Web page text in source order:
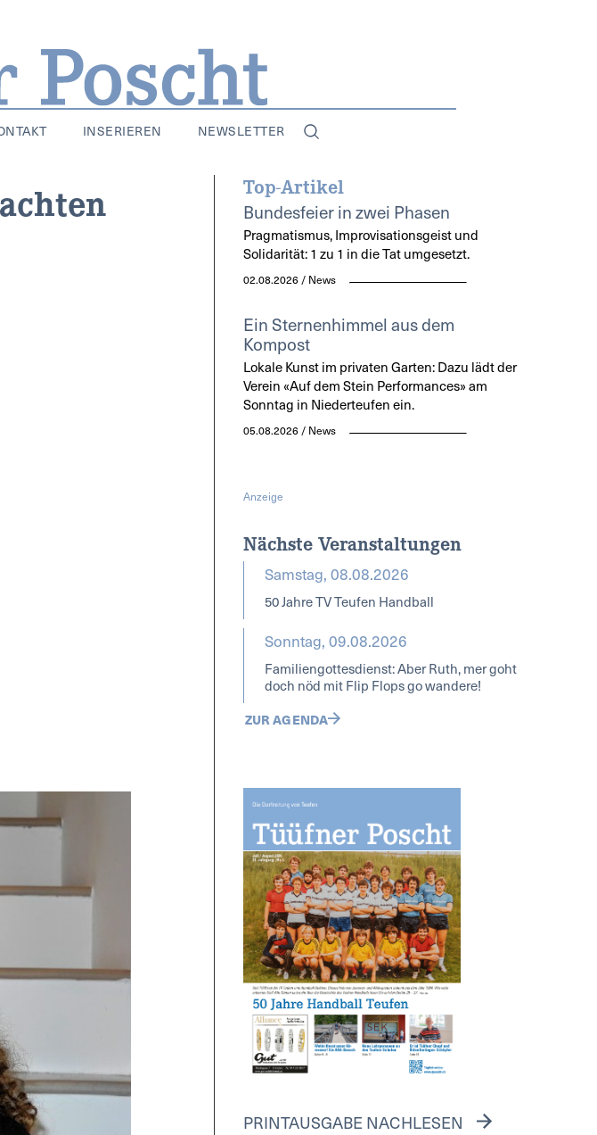
INSERIEREN NEWSLETTER
Top-Artikel
Bundesfeier in zwei Phasen
Pragmatismus, Improvisationsgeist und
Solidarität: 1 zu 1 in die Tat umgesetzt.
02.08.2026 / News
Ein Sternenhimmel aus dem
Kompost
Lokale Kunst im privaten Garten: Dazu lädt der
Verein «Auf dem Stein Performances» am
Sonntag in Niederteufen ein.
05.08.2026 / News
Anzeige
Nächste Veranstaltungen
Samstag, 08.08.2026
50 Jahre TV Teufen Handball
Sonntag, 09.08.2026
Familiengottesdienst: Aber Ruth, mer goht
doch nöd mit Flip Flops go wandere!
ZUR AGENDA
PRINTAUSGABE NACHLESEN